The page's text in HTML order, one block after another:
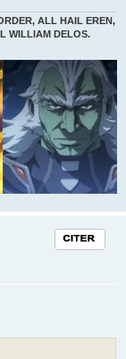
ALL HAIL EREN,
WILLIAM DELOS.
Citation